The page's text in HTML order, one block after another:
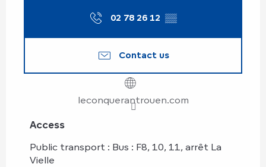
02 78 26 12 ▒▒
Contact us
leconquerantrouen.com
Access
Access
Public transport : Bus : F8, 10, 11, arrêt La
Vielle